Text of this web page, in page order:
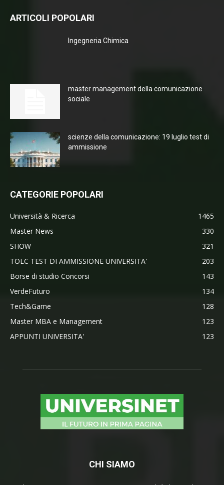
ARTICOLI POPOLARI
Ingegneria Chimica
master management della comunicazione
sociale
scienze della comunicazione: 19 luglio test di
ammissione
CATEGORIE POPOLARI
Università & Ricerca
1465
Master News
330
SHOW
321
TOLC TEST DI AMMISSIONE UNIVERSITA'
203
Borse di studio Concorsi
143
VerdeFuturo
134
Tech&Game
128
Master MBA e Management
123
APPUNTI UNIVERSITA'
123
CHI SIAMO